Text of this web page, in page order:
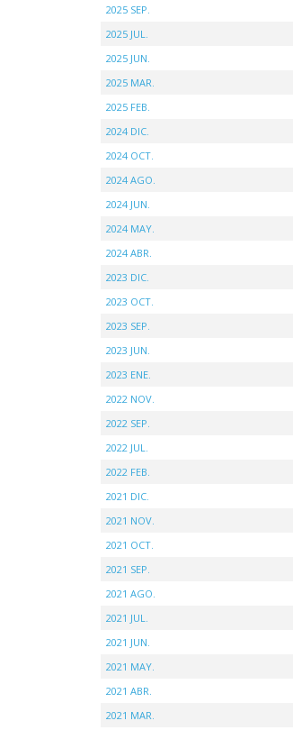
2025 SEP.
2025 JUL.
2025 JUN.
2025 MAR.
2025 FEB.
2024 DIC.
2024 OCT.
2024 AGO.
2024 JUN.
2024 MAY.
2024 ABR.
2023 DIC.
2023 OCT.
2023 SEP.
2023 JUN.
2023 ENE.
2022 NOV.
2022 SEP.
2022 JUL.
2022 FEB.
2021 DIC.
2021 NOV.
2021 OCT.
2021 SEP.
2021 AGO.
2021 JUL.
2021 JUN.
2021 MAY.
2021 ABR.
2021 MAR.